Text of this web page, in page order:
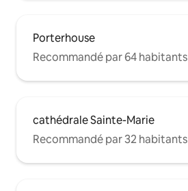
Porterhouse
Recommandé par 64 habitants
cathédrale Sainte-Marie
Recommandé par 32 habitants